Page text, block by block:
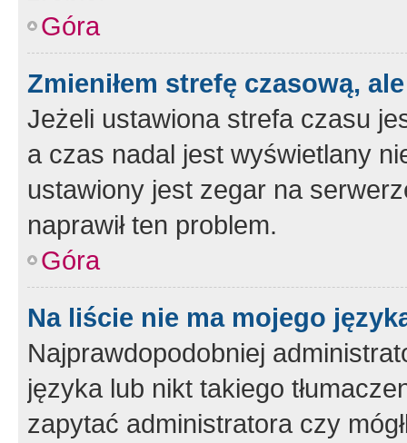
Góra
Zmieniłem strefę czasową,
Jeżeli ustawiona strefa czasu
a czas nadal jest wyświetlany
ustawiony jest zegar na
naprawił ten problem.
Góra
Na liście nie ma mojego
Najprawdopodobniej
języka lub nikt takiego
zapytać administratora czy